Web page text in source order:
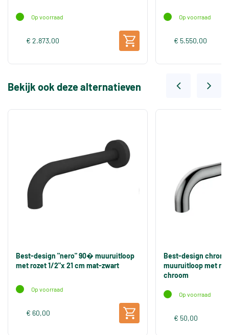
Op voorraad
€ 2.873,00
Op voorraad
€ 5.550,00
Bekijk ook deze alternatieven
Best-design "nero" 90� muuruitloop
met rozet 1/2"x 21 cm mat-zwart
Op voorraad
€ 60,00
Best-design
muuruitloop met
chroom
Op voorraad
€ 50,00